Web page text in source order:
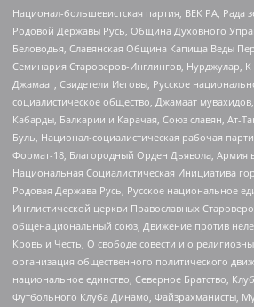
Национал-большевистская партия, ВЕК РА, Рада
Родовой Державы Русь, Община Духовного
Беловодья, Славянская Община Капища Веды
Семинария Староверов-Инглингов, Нурджулар,
Джамаат, Свидетели Иеговы, Русское
социалистическое общество, Джамаат
Кабарды, Балкарии и Карачая, Союз славян, Ат-
Буль, Национал-социалистическая рабочая
Формат-18, Благородный Орден Дьявола, Армия
Национальная Социалистическая Инициатива
Родовая Держава Русь, Русское национальное
Инглистической церкви Православных
общенациональный союз, Движение против
Кровь и Честь, О свободе совести и о
организация общественного политического
национальное единство, Северное Братство,
Футбольного Клуба Динамо, Файзрахманисты,